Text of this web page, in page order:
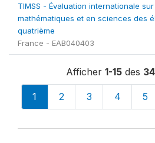
TIMSS - Évaluation internationale
mathématiques et en sciences des
quatrième
France - EAB040403
Afficher 1-15 des 34
1 2 3 4 5